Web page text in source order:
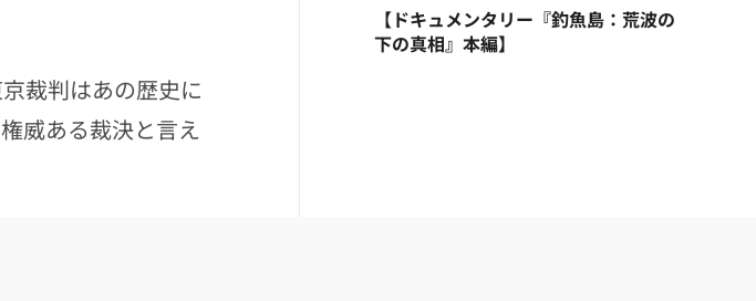
裁判はあの歴史に
威ある裁決と言え
【ドキュメンタリー『釣魚島：荒波の
下の真相』本編】